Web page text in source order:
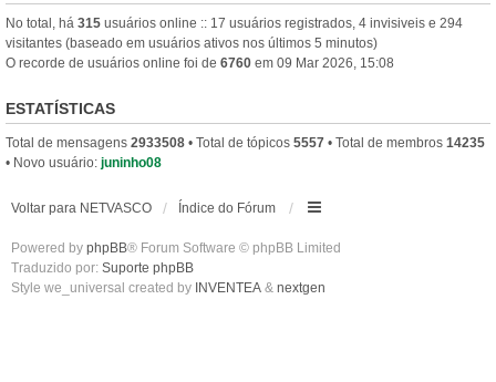
No total, há 315 usuários online :: 17 usuários registrados, 4 invisiveis e 294
visitantes (baseado em usuários ativos nos últimos 5 minutos)
O recorde de usuários online foi de 6760 em 09 Mar 2026, 15:08
ESTATÍSTICAS
Total de mensagens 2933508 • Total de tópicos 5557 • Total de membros 14235
• Novo usuário: juninho08
Voltar para NETVASCO Índice do Fórum
Powered by phpBB® Forum Software © phpBB Limited
Traduzido por: Suporte phpBB
Style we_universal created by INVENTEA & nextgen